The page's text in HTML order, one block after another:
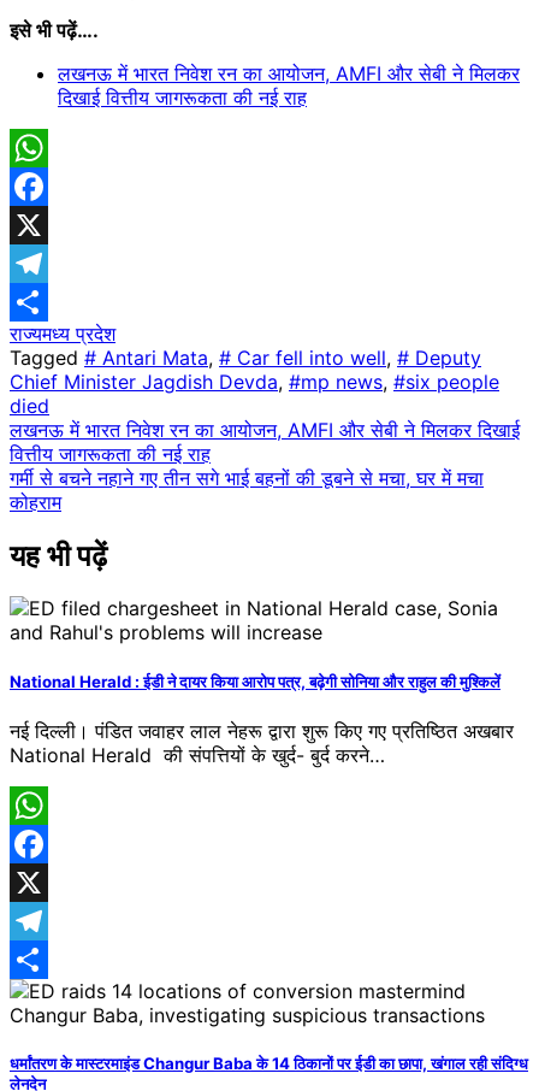
इसे भी पढ़ें….
लखनऊ में भारत निवेश रन का आयोजन, AMFI और सेबी ने मिलकर
दिखाई वित्तीय जागरूकता की नई राह
WhatsApp
Facebook
X
Telegram
Share
राज्यमध्य प्रदेश
Tagged # Antari Mata, # Car fell into well, # Deputy
Chief Minister Jagdish Devda, #mp news, #six people
died
Post
navigation
लखनऊ में भारत निवेश रन का आयोजन, AMFI और सेबी ने मिलकर दिखाई
वित्तीय जागरूकता की नई राह
गर्मी से बचने नहाने गए तीन सगे भाई बहनों की डूबने से मचा, घर में मचा
कोहराम
यह भी पढ़ें
National Herald : ईडी ने दायर किया आरोप पत्र, बढ़ेगी सोनिया और राहुल की मुश्किलें
नई दिल्ली। पंडित जवाहर लाल नेहरू द्वारा शुरू किए गए प्रतिष्ठित अखबार
National Herald की संपत्तियों के खुर्द- बुर्द करने…
WhatsApp
Facebook
X
Telegram
Share
धर्मांतरण के मास्टरमाइंड Changur Baba के 14 ठिकानों पर ईडी का छापा, खंगाल रही संदिग्ध
लेनदेन